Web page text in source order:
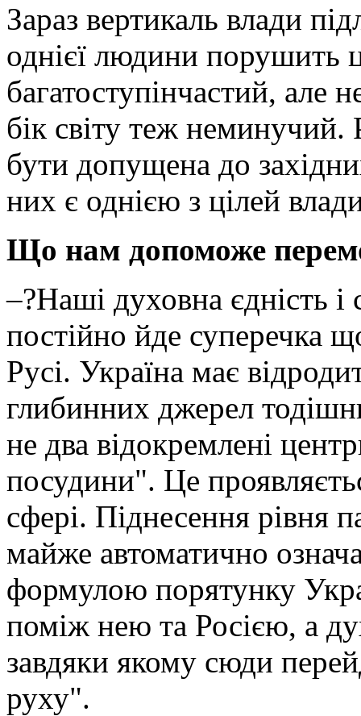
Зараз вертикаль влади
однієї людини порушить
багатоступінчастий, але
бік світу теж неминучий.
бути допущена до
них є однією з цілей
Що нам допоможе
–?Наші духовна єдність
постійно йде суперечка
Русі. Україна має
глибинних джерел
не два відокремлені
посудини". Це
сфері. Піднесення рівня
майже автоматично
формулою порятунку
поміж нею та Росією, а
завдяки якому сюди
руху".